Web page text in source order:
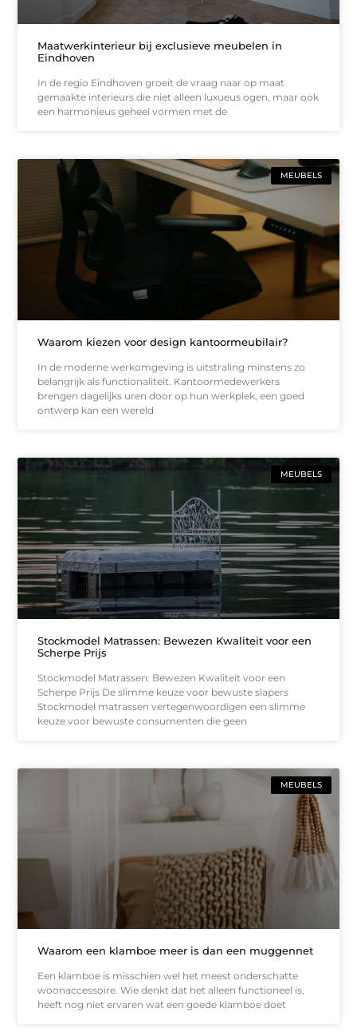
Maatwerkinterieur bij exclusieve meubelen in
Eindhoven
In de regio Eindhoven groeit de vraag naar op maat
gemaakte interieurs die niet alleen luxueus ogen, maar ook
een harmonieus geheel vormen met de
MEUBELS
Waarom kiezen voor design kantoormeubilair?
In de moderne werkomgeving is uitstraling minstens zo
belangrijk als functionaliteit. Kantoormedewerkers
brengen dagelijks uren door op hun werkplek, een goed
ontwerp kan een wereld
MEUBELS
Stockmodel Matrassen: Bewezen Kwaliteit voor een
Scherpe Prijs
Stockmodel Matrassen: Bewezen Kwaliteit voor een
Scherpe Prijs De slimme keuze voor bewuste slapers
Stockmodel matrassen vertegenwoordigen een slimme
keuze voor bewuste consumenten die geen
MEUBELS
Waarom een klamboe meer is dan een muggennet
Een klamboe is misschien wel het meest onderschatte
woonaccessoire. Wie denkt dat het alleen functioneel is,
heeft nog niet ervaren wat een goede klamboe doet